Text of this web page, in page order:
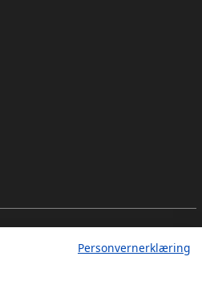
Personvernerklæring